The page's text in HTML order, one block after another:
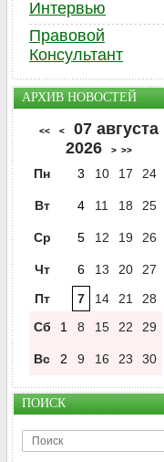
Интервью
Правовой
Консультант
АРХИВ НОВОСТЕЙ
<< <
07 августа
2026
> >>
Пн 3 10 17 24
Вт 4 11 18 25
Ср 5 12 19 26
Чт 6 13 20
27
Пт
7 14 21
28
Сб
1 8 15 22 29
Вс 2 9 16 23 30
ПОИСК